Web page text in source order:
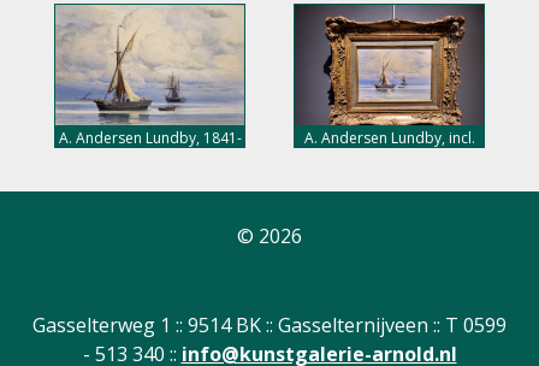
A. Andersen Lundby, 1841-
A. Andersen Lundby, incl.
© 2026
Gasselterweg 1 :: 9514 BK :: Gasselternijveen :: T 0599
- 513 340 :: info@kunstgalerie-arnold.nl